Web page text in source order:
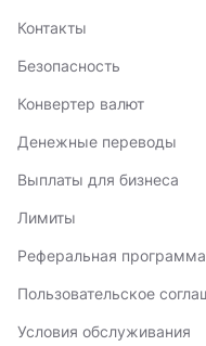
Контакты
Безопасность
Конвертер валют
Денежные переводы
Выплаты для бизнеса
Лимиты
Реферальная программа
Пользовательское
Условия обслуживания